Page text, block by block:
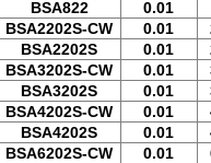
BSA822
0.01
BSA2202S-CW
0.01
BSA2202S
0.01
BSA3202S-CW
0.01
BSA3202S
0.01
BSA4202S-CW
0.01
BSA4202S
0.01
BSA6202S-CW
0.01